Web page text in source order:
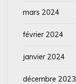
mars 2024
février 2024
janvier 2024
décembre 2023